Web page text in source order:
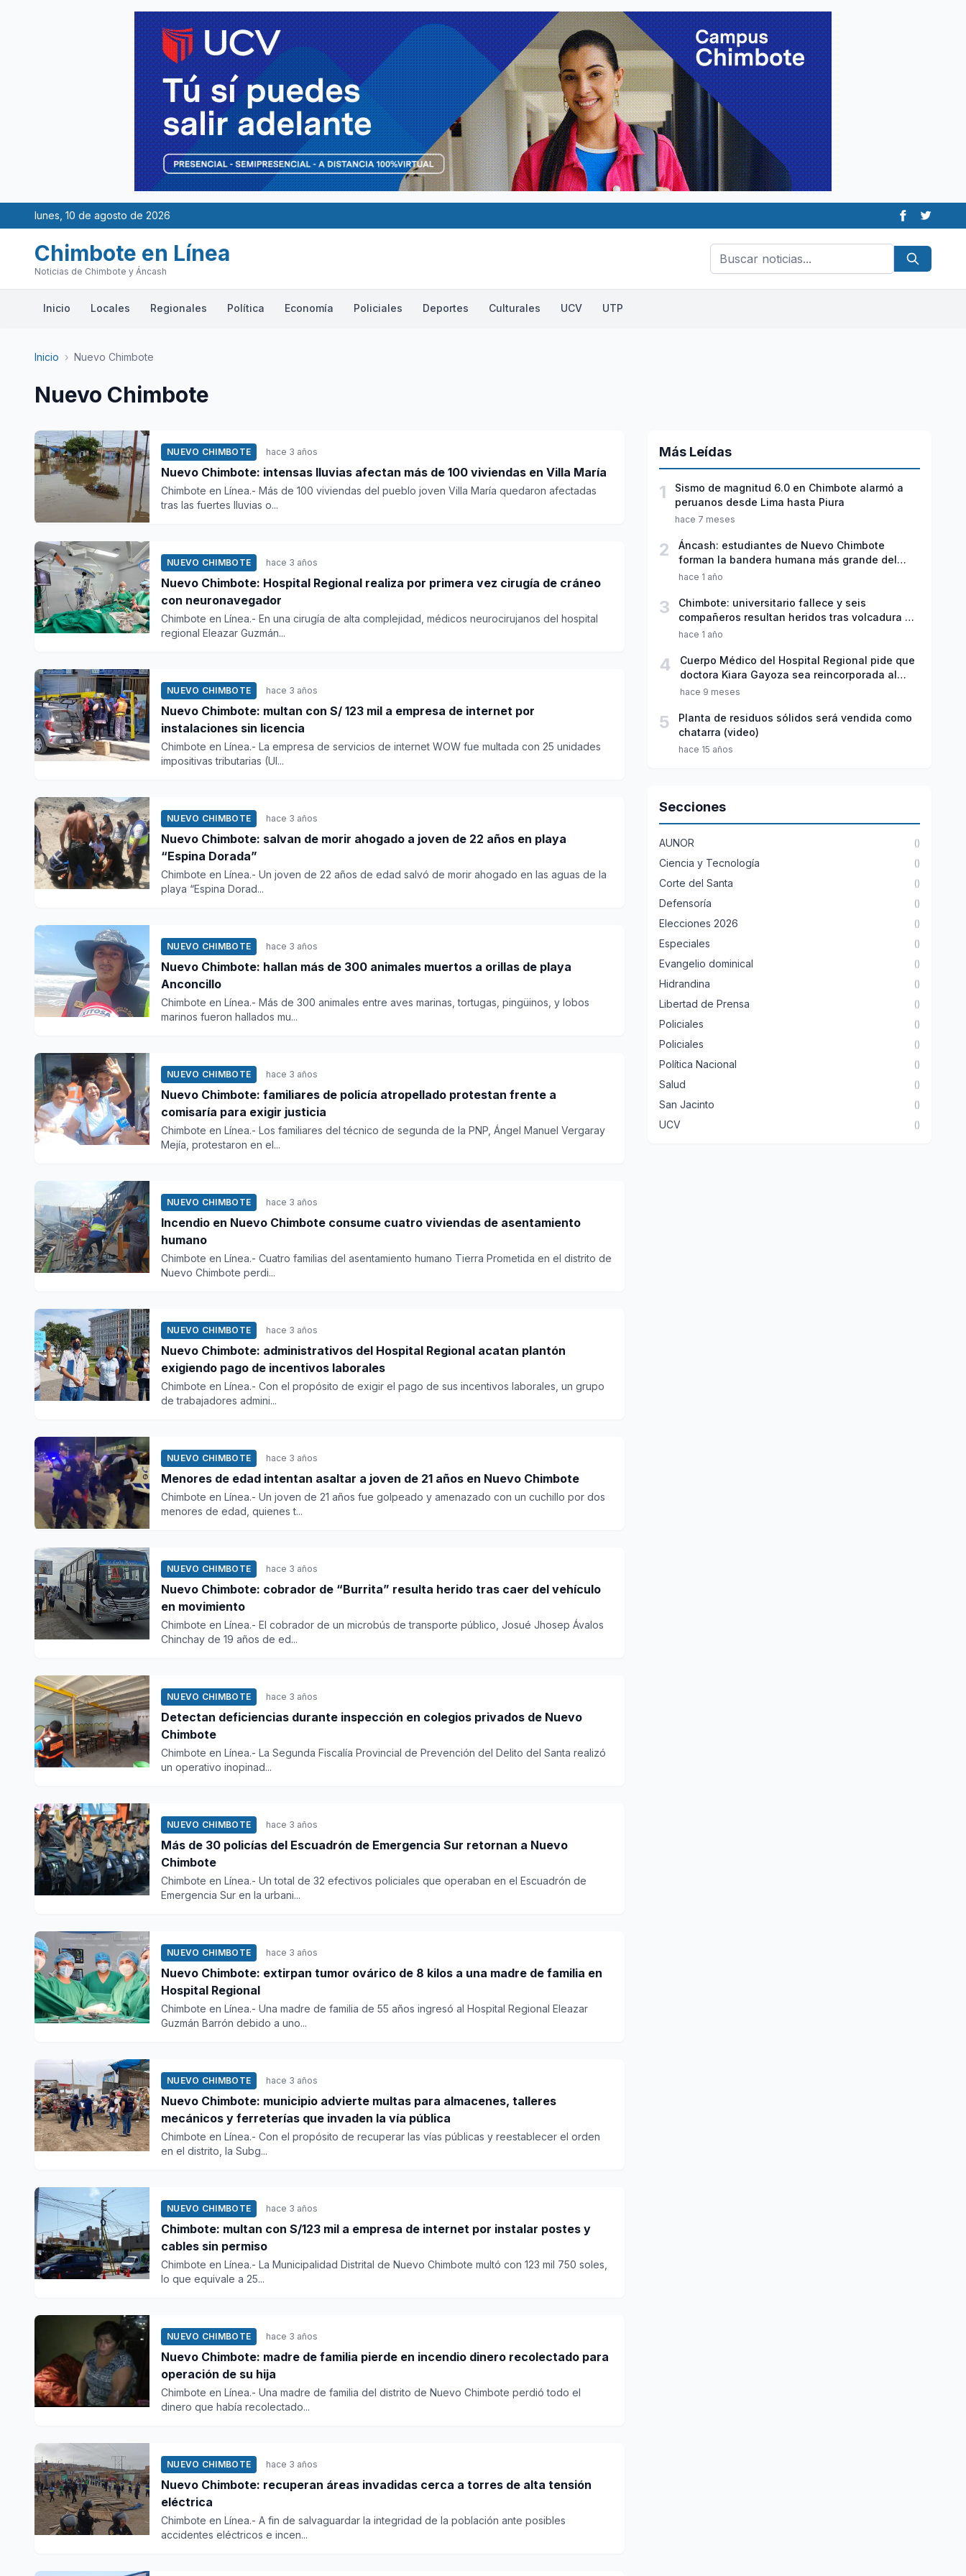
lunes, 10 de agosto de 2026
Chimbote en Línea
Noticias de Chimbote y Áncash
Inicio Locales Regionales Política Economía Policiales Deportes Culturales UCV UTP
Inicio › Nuevo Chimbote
Nuevo Chimbote
NUEVO CHIMBOTE hace 3 años
Nuevo Chimbote: intensas lluvias afectan más de 100 viviendas en Villa María
Chimbote en Línea.- Más de 100 viviendas del pueblo joven Villa María quedaron afectadas
tras las fuertes lluvias o...
NUEVO CHIMBOTE hace 3 años
Nuevo Chimbote: Hospital Regional realiza por primera vez cirugía de cráneo
con neuronavegador
Chimbote en Línea.- En una cirugía de alta complejidad, médicos neurocirujanos del hospital
regional Eleazar Guzmán...
NUEVO CHIMBOTE hace 3 años
Nuevo Chimbote: multan con S/ 123 mil a empresa de internet por
instalaciones sin licencia
Chimbote en Línea.- La empresa de servicios de internet WOW fue multada con 25 unidades
impositivas tributarias (UI...
NUEVO CHIMBOTE hace 3 años
Nuevo Chimbote: salvan de morir ahogado a joven de 22 años en playa
“Espina Dorada”
Chimbote en Línea.- Un joven de 22 años de edad salvó de morir ahogado en las aguas de la
playa “Espina Dorad...
NUEVO CHIMBOTE hace 3 años
Nuevo Chimbote: hallan más de 300 animales muertos a orillas de playa
Anconcillo
Chimbote en Línea.- Más de 300 animales entre aves marinas, tortugas, pingüinos, y lobos
marinos fueron hallados mu...
NUEVO CHIMBOTE hace 3 años
Nuevo Chimbote: familiares de policía atropellado protestan frente a
comisaría para exigir justicia
Chimbote en Línea.- Los familiares del técnico de segunda de la PNP, Ángel Manuel Vergaray
Mejía, protestaron en el...
NUEVO CHIMBOTE hace 3 años
Incendio en Nuevo Chimbote consume cuatro viviendas de asentamiento
humano
Chimbote en Línea.- Cuatro familias del asentamiento humano Tierra Prometida en el distrito de
Nuevo Chimbote perdi...
NUEVO CHIMBOTE hace 3 años
Nuevo Chimbote: administrativos del Hospital Regional acatan plantón
exigiendo pago de incentivos laborales
Chimbote en Línea.- Con el propósito de exigir el pago de sus incentivos laborales, un grupo
de trabajadores admini...
NUEVO CHIMBOTE hace 3 años
Menores de edad intentan asaltar a joven de 21 años en Nuevo Chimbote
Chimbote en Línea.- Un joven de 21 años fue golpeado y amenazado con un cuchillo por dos
menores de edad, quienes t...
NUEVO CHIMBOTE hace 3 años
Nuevo Chimbote: cobrador de “Burrita” resulta herido tras caer del vehículo
en movimiento
Chimbote en Línea.- El cobrador de un microbús de transporte público, Josué Jhosep Ávalos
Chinchay de 19 años de ed...
NUEVO CHIMBOTE hace 3 años
Detectan deficiencias durante inspección en colegios privados de Nuevo
Chimbote
Chimbote en Línea.- La Segunda Fiscalía Provincial de Prevención del Delito del Santa realizó
un operativo inopinad...
NUEVO CHIMBOTE hace 3 años
Más de 30 policías del Escuadrón de Emergencia Sur retornan a Nuevo
Chimbote
Chimbote en Línea.- Un total de 32 efectivos policiales que operaban en el Escuadrón de
Emergencia Sur en la urbani...
NUEVO CHIMBOTE hace 3 años
Nuevo Chimbote: extirpan tumor ovárico de 8 kilos a una madre de familia en
Hospital Regional
Chimbote en Línea.- Una madre de familia de 55 años ingresó al Hospital Regional Eleazar
Guzmán Barrón debido a uno...
NUEVO CHIMBOTE hace 3 años
Nuevo Chimbote: municipio advierte multas para almacenes, talleres
mecánicos y ferreterías que invaden la vía pública
Chimbote en Línea.- Con el propósito de recuperar las vías públicas y reestablecer el orden
en el distrito, la Subg...
NUEVO CHIMBOTE hace 3 años
Chimbote: multan con S/123 mil a empresa de internet por instalar postes y
cables sin permiso
Chimbote en Línea.- La Municipalidad Distrital de Nuevo Chimbote multó con 123 mil 750 soles,
lo que equivale a 25...
NUEVO CHIMBOTE hace 3 años
Nuevo Chimbote: madre de familia pierde en incendio dinero recolectado para
operación de su hija
Chimbote en Línea.- Una madre de familia del distrito de Nuevo Chimbote perdió todo el
dinero que había recolectado...
NUEVO CHIMBOTE hace 3 años
Nuevo Chimbote: recuperan áreas invadidas cerca a torres de alta tensión
eléctrica
Chimbote en Línea.- A fin de salvaguardar la integridad de la población ante posibles
accidentes eléctricos e incen...
Más Leídas
1
Sismo de magnitud 6.0 en Chimbote alarmó a
peruanos desde Lima hasta Piura
hace 7 meses
2
Áncash: estudiantes de Nuevo Chimbote
forman la bandera humana más grande del
Perú
hace 1 año
3
Chimbote: universitario fallece y seis
compañeros resultan heridos tras volcadura de
miniván
hace 1 año
4
Cuerpo Médico del Hospital Regional pide que
doctora Kiara Gayoza sea reincorporada al
servicio de Pediatría
hace 9 meses
5
Planta de residuos sólidos será vendida como
chatarra (video)
hace 15 años
Secciones
AUNOR ()
Ciencia y Tecnología ()
Corte del Santa ()
Defensoría ()
Elecciones 2026 ()
Especiales ()
Evangelio dominical ()
Hidrandina ()
Libertad de Prensa ()
Policiales ()
Policiales ()
Política Nacional ()
Salud ()
San Jacinto ()
UCV ()